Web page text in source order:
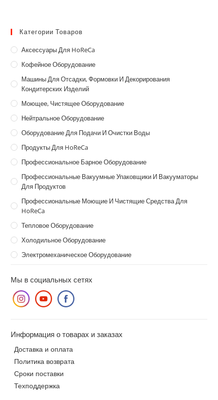
Категории Товаров
Аксессуары Для HoReCa
Кофейное Оборудование
Машины Для Отсадки, Формовки И Декорирования
Кондитерских Изделий
Моющее, Чистящее Оборудование
Нейтральное Оборудование
Оборудование Для Подачи И Очистки Воды
Продукты Для HoReCa
Профессиональное Барное Оборудование
Профессиональные Вакуумные Упаковщики И Вакууматоры
Для Продуктов
Профессиональные Моющие И Чистящие Средства Для
HoReCa
Тепловое Оборудование
Холодильное Оборудование
Электромеханическое Оборудование
Мы в социальных сетях
Информация о товарах и заказах
Доставка и оплата
Политика возврата
Сроки поставки
Техподдержка